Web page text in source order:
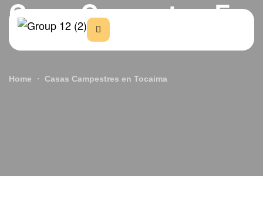
Casas Campestres En
Tocaima
Home Casas Campestres en Tocaima